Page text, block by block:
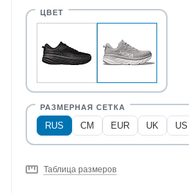
RUS CM EUR UK US
Таблица размеров